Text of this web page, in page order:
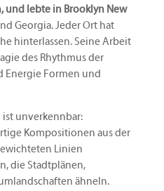
und lebte in Brooklyn New
Georgia. Jeder Ort hat
hinterlassen. Seine Arbeit
des Rhythmus der
Energie Formen und
ist unverkennbar:
Kompositionen aus der
Linien
die Stadtplänen,
ähneln.